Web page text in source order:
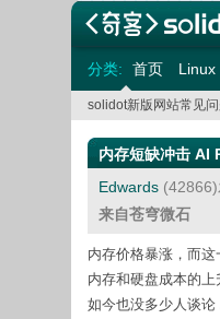
分类: 首页 Linux
solidot新版网站常见
内存短缺冲击 AI
Edwards(42866)
来自苍穹微石
内存价格暴涨，而
内存和硬盘成本的
如今也没多少人谈论